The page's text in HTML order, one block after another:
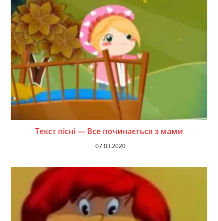
Текст пісні — Все починається з мами
07.03.2020